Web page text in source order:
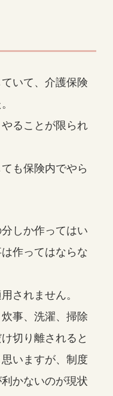
いて、介護保険
ることが限られ
も保険内でやら
しか作ってはい
作ってはならな
されません。
事、洗濯、掃除
切り離されると
いますが、制度
かないのが現状